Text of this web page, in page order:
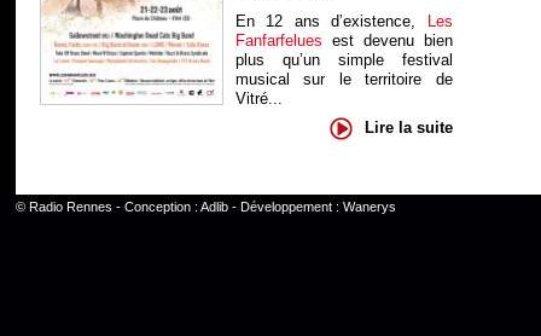
En 12 ans d’existence, Les
Fanfarfelues est devenu bien
plus qu’un simple festival
musical sur le territoire de
Vitré...
Lire la suite
© Radio Rennes - Conception : Adlib- Développement : Wanerys